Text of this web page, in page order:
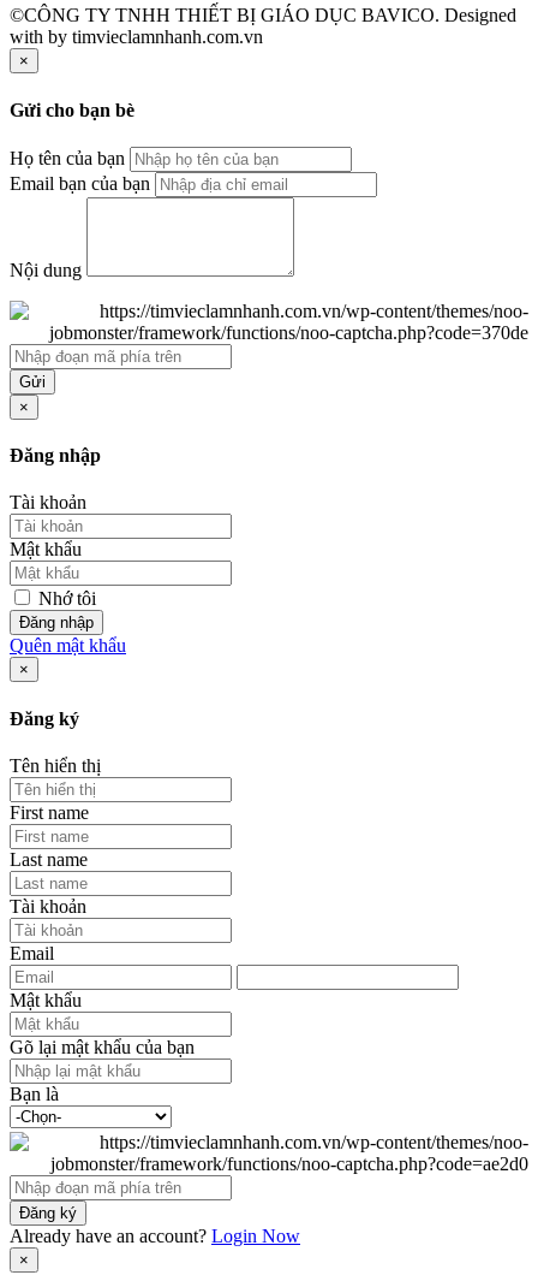
©CÔNG TY TNHH THIẾT BỊ GIÁO DỤC BAVICO. Designed
with by timvieclamnhanh.com.vn
×
Gửi cho bạn bè
Họ tên của bạn
Email bạn của bạn
Nội dung
Gửi
×
Đăng nhập
Tài khoản
Mật khẩu
Nhớ tôi
Đăng nhập
Quên mật khẩu
×
Đăng ký
Tên hiển thị
First name
Last name
Tài khoản
Email
Mật khẩu
Gõ lại mật khẩu của bạn
Bạn là
Đăng ký
Already have an account? Login Now
×